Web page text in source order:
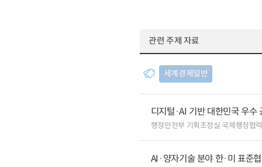
관련 주제 자료
세계경제일반
디지털·AI 기반 대한민국 우수
행정안전부 기획조정실 국제행정협
AI·양자기술 분야 한·미 표준